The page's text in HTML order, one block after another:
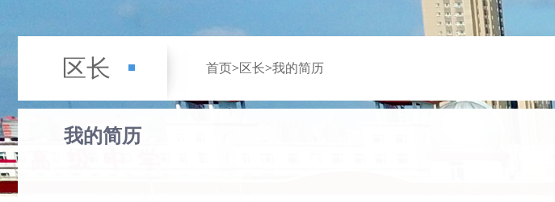
区长 首页>区长>我的简历
我的简历